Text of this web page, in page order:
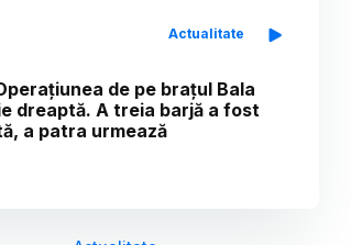
Actualitate
de pe brațul Bala
dreaptă. A treia barjă a fost
a patra urmează